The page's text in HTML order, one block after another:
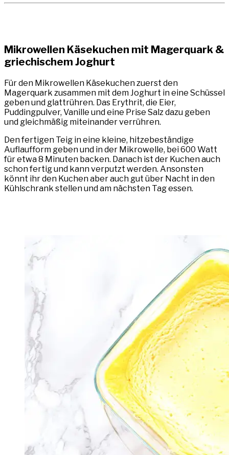
Mikrowellen Käsekuchen mit Magerquark &
griechischem Joghurt
Für den Mikrowellen Käsekuchen zuerst den
Magerquark zusammen mit dem Joghurt in eine Schüssel
geben und glattrühren. Das Erythrit, die Eier,
Puddingpulver, Vanille und eine Prise Salz dazu geben
und gleichmäßig miteinander verrühren.
Den fertigen Teig in eine kleine, hitzebeständige
Auflaufform geben und in der Mikrowelle, bei 600 Watt
für etwa 8 Minuten backen. Danach ist der Kuchen auch
schon fertig und kann verputzt werden. Ansonsten
könnt ihr den Kuchen aber auch gut über Nacht in den
Kühlschrank stellen und am nächsten Tag essen.